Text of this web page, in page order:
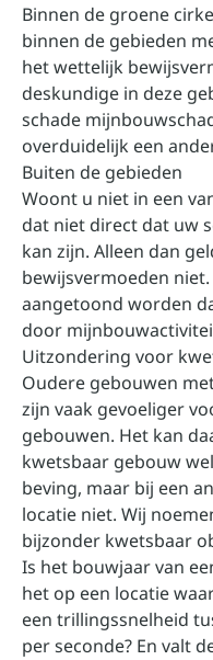
Binnen de groene
binnen de gebieden
het wettelijk
deskundige in deze
schade
overduidelijk een
Buiten de gebieden
Woont u niet in een
dat niet direct dat uw
kan zijn. Alleen dan
bewijsvermoeden
aangetoond worden
door
Uitzondering voor
Oudere gebouwen
zijn vaak gevoeliger
gebouwen. Het kan
kwetsbaar gebouw
beving, maar bij een
locatie niet. Wij
bijzonder kwetsbaar
Is het bouwjaar van
het op een locatie
een trillingssnelheid
per seconde? En valt